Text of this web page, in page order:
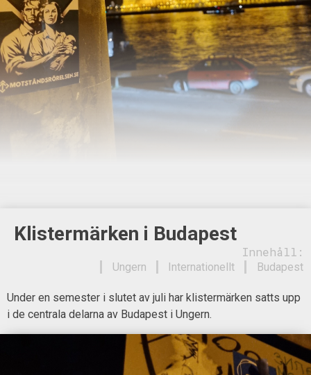
Klistermärken i Budapest
Innehåll:
Budapest
Internationellt
Ungern
Under en semester i slutet av juli har klistermärken satts upp
i de centrala delarna av Budapest i Ungern.